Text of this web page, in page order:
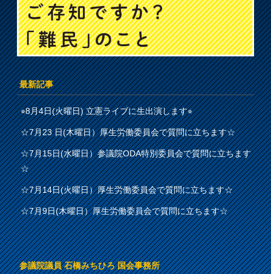
最新記事
⭐︎8月4日(火曜日) 立憲ライブに生出演します⭐︎
☆7月23 日(木曜日）厚生労働委員会で質問に立ちます☆
☆7月15日(水曜日）参議院ODA特別委員会で質問に立ちます
☆
☆7月14日(火曜日）厚生労働委員会で質問に立ちます☆
☆7月9日(木曜日）厚生労働委員会で質問に立ちます☆
参議院議員 石橋みちひろ 国会事務所